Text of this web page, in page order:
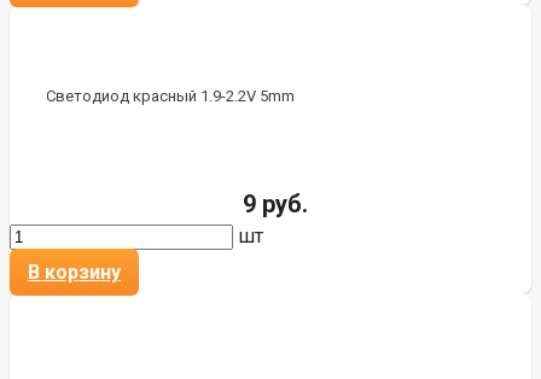
Светодиод красный 1.9-2.2V 5mm
9 руб.
шт
В корзину